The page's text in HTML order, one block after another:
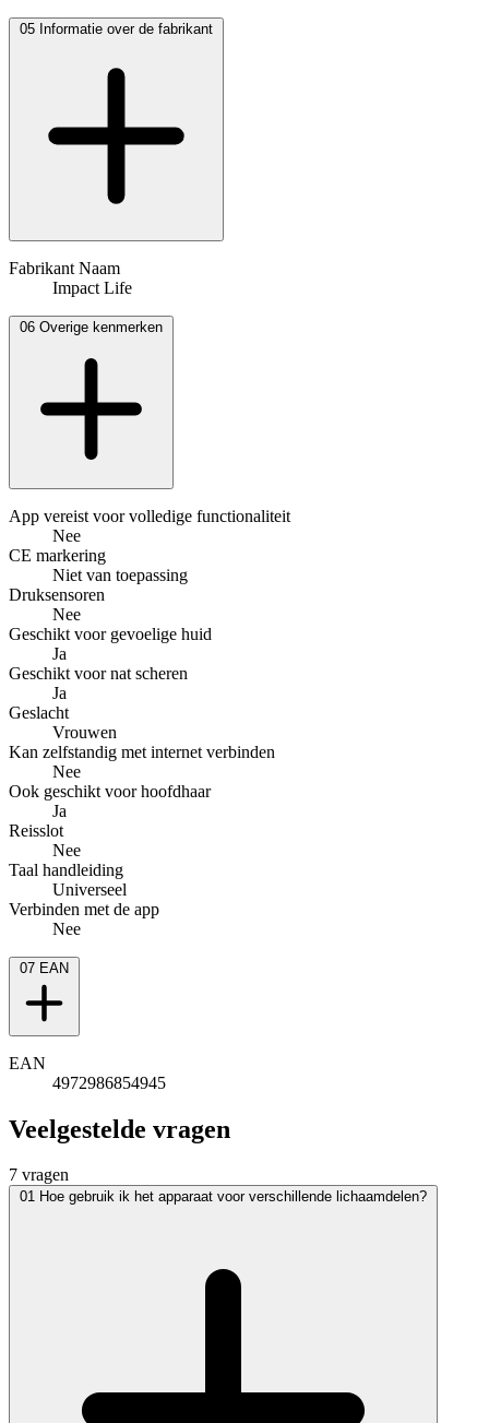
05 Informatie over de fabrikant
Fabrikant Naam
Impact Life
06 Overige kenmerken
App vereist voor volledige functionaliteit
Nee
CE markering
Niet van toepassing
Druksensoren
Nee
Geschikt voor gevoelige huid
Ja
Geschikt voor nat scheren
Ja
Geslacht
Vrouwen
Kan zelfstandig met internet verbinden
Nee
Ook geschikt voor hoofdhaar
Ja
Reisslot
Nee
Taal handleiding
Universeel
Verbinden met de app
Nee
07 EAN
EAN
4972986854945
Veelgestelde vragen
7 vragen
01 Hoe gebruik ik het apparaat voor verschillende lichaamdelen?